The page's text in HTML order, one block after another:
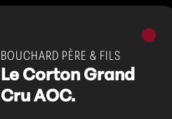
Vins
rouges
BOUCHARD PÈRE & FILS
Le Corton Grand
Cru AOC.